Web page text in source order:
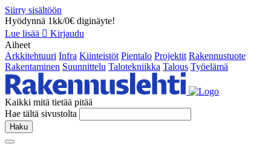
Siirry sisältöön
Hyödynnä 1kk/0€ diginäyte!
Lue lisää
Kirjaudu
Aiheet
Arkkitehtuuri Infra Kiinteistöt Pientalo Projektit Rakennustuote
Rakentaminen Suunnittelu Talotekniikka Talous Työelämä
Kaikki mitä tietää pitää
Hae tältä sivustolta
Haku